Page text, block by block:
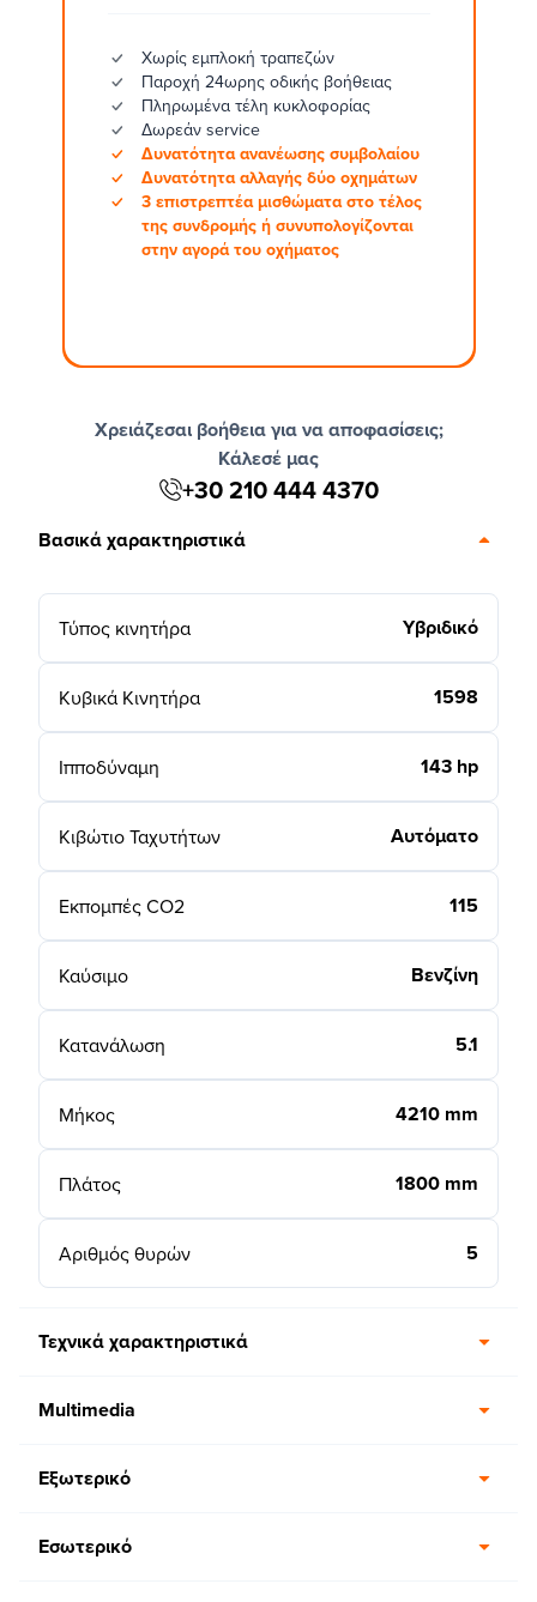
Χωρίς εμπλοκή τραπεζών
Παροχή 24ωρης οδικής βοήθειας
Πληρωμένα τέλη κυκλοφορίας
Δωρεάν service
Δυνατότητα ανανέωσης συμβολαίου
Δυνατότητα αλλαγής δύο οχημάτων
3 επιστρεπτέα μισθώματα στο τέλος
της συνδρομής ή συνυπολογίζονται
στην αγορά του οχήματος
Χρειάζεσαι βοήθεια για να αποφασίσεις;
Κάλεσέ μας
+30 210 444 4370
Βασικά χαρακτηριστικά
Τύπος κινητήρα Υβριδικό
Κυβικά Κινητήρα 1598
Ιπποδύναμη 143 hp
Κιβώτιο Ταχυτήτων Αυτόματο
Εκπομπές CO2 115
Καύσιμο Βενζίνη
Κατανάλωση 5.1
Μήκος 4210 mm
Πλάτος 1800 mm
Αριθμός θυρών 5
Τεχνικά χαρακτηριστικά
Multimedia
Εξωτερικό
Εσωτερικό